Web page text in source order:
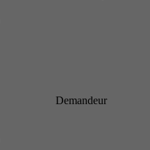
Demandeur